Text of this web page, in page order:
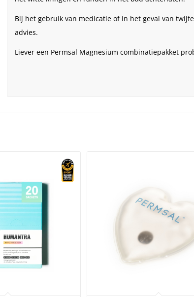
Bij het gebruik van medicatie of in het geval van
advies.
Liever een Permsal Magnesium combinatiepakket